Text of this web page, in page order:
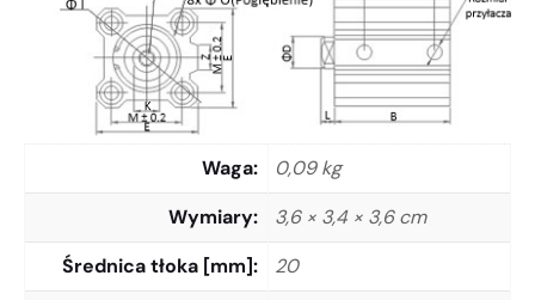
Waga
0,09 kg
Wymiary
3,6 × 3,4 × 3,6 cm
Średnica tłoka [mm]
20